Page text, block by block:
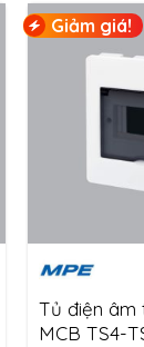
Giảm giá!
Tủ điện âm
MCB TS4-